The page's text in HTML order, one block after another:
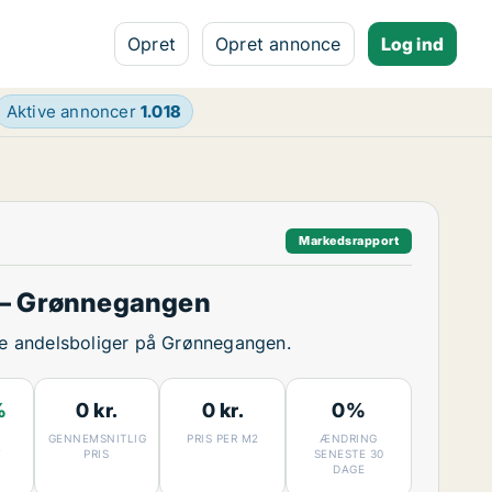
Opret Opret annonce Log ind
Aktive annoncer1.018
Markedsrapport
Grønnegangen
andelsboliger på Grønnegangen.
0 kr.
GENNEMSNITLIG
PRIS
0 kr.
PRIS PER M2
0%
ÆNDRING
SENESTE 30
DAGE